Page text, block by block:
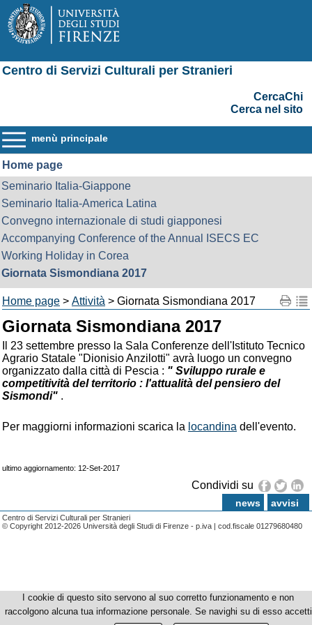
Centro di Servizi Culturali per Stranieri
CercaChi
Cerca nel sito
menù principale
Home page
Seminario Italia-Giappone
Seminario Italia-America Latina
Convegno internazionale di studi giapponesi
Accompanying Conference of the Annual ISECS EC
Working Holiday in Corea
Giornata Sismondiana 2017
Home page > Attività > Giornata Sismondiana 2017
Giornata Sismondiana 2017
Il 23 settembre presso la Sala Conferenze dell'Istituto Tecnico
Agrario Statale "Dionisio Anzilotti" avrà luogo un convegno
organizzato dalla città di Pescia : " Sviluppo rurale e
competitività del territorio : l'attualità del pensiero del
Sismondi" .
Per maggiorni informazioni scarica la locandina dell'evento.
ultimo aggiornamento: 12-Set-2017
Condividi su
news avvisi
Centro di Servizi Culturali per Stranieri
© Copyright 2012-2026 Università degli Studi di Firenze - p.iva | cod.fiscale 01279680480
I cookie di questo sito servono al suo corretto funzionamento e non
raccolgono alcuna tua informazione personale. Se navighi su di esso accetti